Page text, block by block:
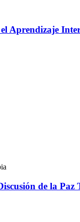
Aprendizaje
de la